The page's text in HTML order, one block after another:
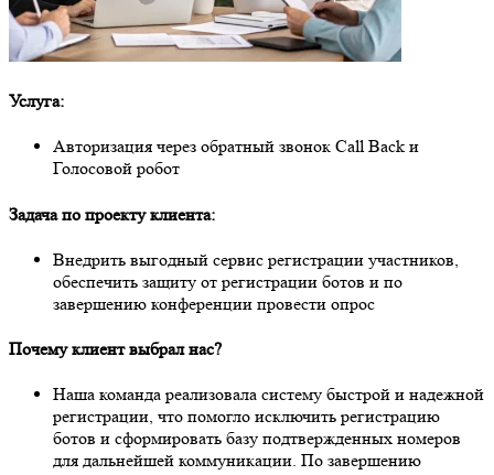
Услуга:
Авторизация через обратный звонок Call Back и
Голосовой робот
Задача по проекту клиента:
Внедрить выгодный сервис регистрации участников,
обеспечить защиту от регистрации ботов и по
завершению конференции провести опрос
Почему клиент выбрал нас?
Наша команда реализовала систему быстрой и надежной
регистрации, что помогло исключить регистрацию
ботов и сформировать базу подтвержденных номеров
для дальнейшей коммуникации. По завершению